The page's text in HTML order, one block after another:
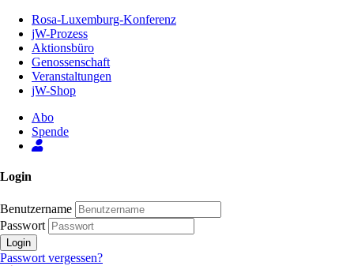
Inhalt
Seite
Rosa-Luxemburg-Konferenz
jW-Prozess
Aktionsbüro
Genossenschaft
Veranstaltungen
jW-Shop
Abo
Spende
Login
Benutzername
Passwort
Login
Passwort vergessen?